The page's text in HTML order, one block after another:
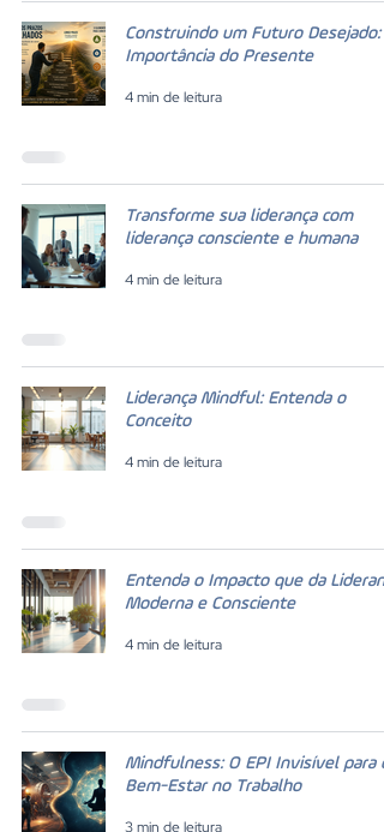
Construindo um Futuro Desejado:
Importância do Presente
4 min de leitura
Transforme sua liderança com
liderança consciente e humana
4 min de leitura
Liderança Mindful: Entenda o
Conceito
4 min de leitura
Entenda o Impacto que da
Moderna e Consciente
4 min de leitura
Mindfulness: O EPI Invisível para o
Bem-Estar no Trabalho
3 min de leitura